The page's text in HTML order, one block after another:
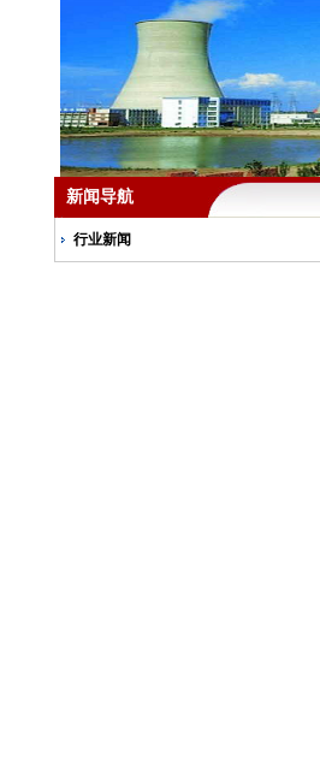
新闻导航
行业新闻